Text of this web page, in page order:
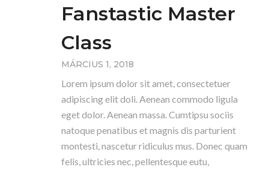
Fanstastic Master
Class
MÁRCIUS 1, 2018
Lorem ipsum dolor sit amet, consectetuer
adipiscing elit doli. Aenean commodo ligula
eget dolor. Aenean massa. Cumtipsu sociis
natoque penatibus et magnis dis parturient
montesti, nascetur ridiculus mus. Donec quam
felis, ultricies nec, pellentesque eutu,